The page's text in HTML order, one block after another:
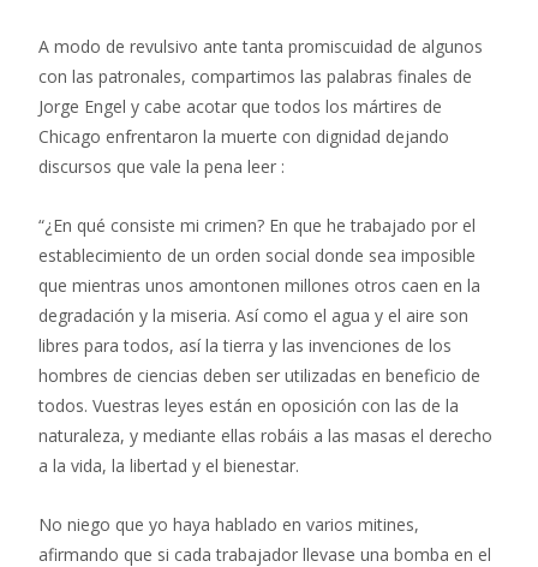
A modo de revulsivo ante tanta promiscuidad de algunos
con las patronales, compartimos las palabras finales de
Jorge Engel y cabe acotar que todos los mártires de
Chicago enfrentaron la muerte con dignidad dejando
discursos que vale la pena leer :
“¿En qué consiste mi crimen? En que he trabajado por el
establecimiento de un orden social donde sea imposible
que mientras unos amontonen millones otros caen en la
degradación y la miseria. Así como el agua y el aire son
libres para todos, así la tierra y las invenciones de los
hombres de ciencias deben ser utilizadas en beneficio de
todos. Vuestras leyes están en oposición con las de la
naturaleza, y mediante ellas robáis a las masas el derecho
a la vida, la libertad y el bienestar.
No niego que yo haya hablado en varios mitines,
afirmando que si cada trabajador llevase una bomba en el